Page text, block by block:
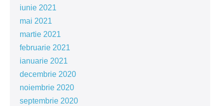
iunie 2021
mai 2021
martie 2021
februarie 2021
ianuarie 2021
decembrie 2020
noiembrie 2020
septembrie 2020